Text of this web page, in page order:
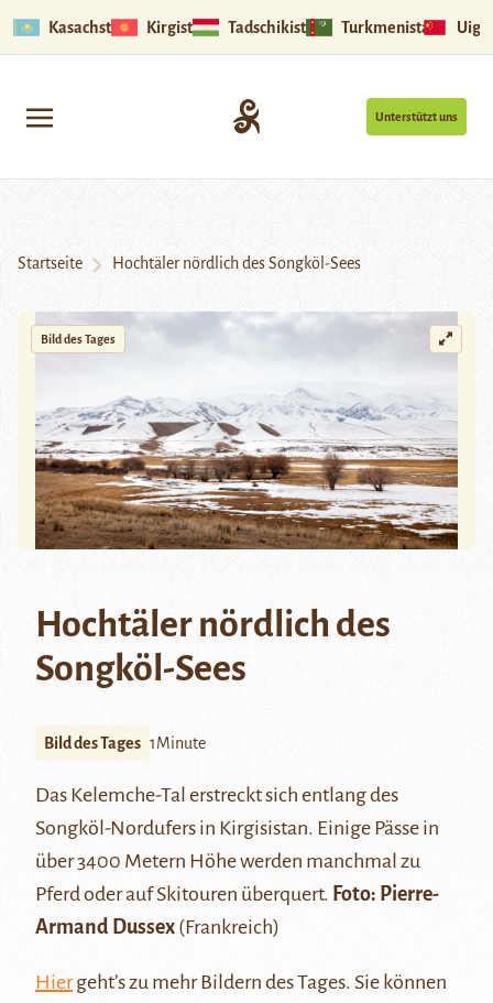
Kasachstan Kirgistan Tadschikistan Turkmenistan
Unterstützt uns
Startseite Hochtäler nördlich des Songköl-Sees
Bild des Tages
Hochtäler nördlich des
Songköl-Sees
Bild des Tages 1Minute
Das Kelemche-Tal erstreckt sich entlang des
Songköl-Nordufers in Kirgisistan. Einige Pässe in
über 3400 Metern Höhe werden manchmal zu
Pferd oder auf Skitouren überquert. Foto: Pierre-
Armand Dussex (Frankreich)
Hiergeht’s zu mehr Bildern des Tages. Sie können